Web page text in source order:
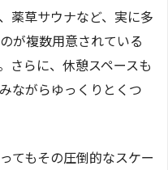
薬草サウナなど、実に多
が複数用意されている
さらに、休憩スペースも
ながらゆっくりとくつ
てもその圧倒的なスケー